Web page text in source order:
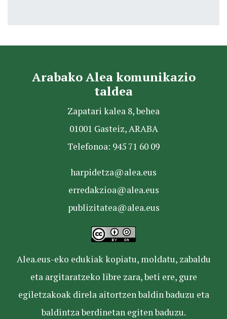
Arabako Alea komunikazio
taldea
Zapatari kalea 8, behea
01001 Gasteiz, ARABA
Telefonoa: 945 71 60 09
harpidetza@alea.eus
erredakzioa@alea.eus
publizitatea@alea.eus
Alea.eus-eko edukiak kopiatu, moldatu, zabaldu
eta argitaratzeko libre zara, beti ere, gure
egiletzakoak direla aitortzen baldin baduzu eta
baldintza berdinetan egiten baduzu.